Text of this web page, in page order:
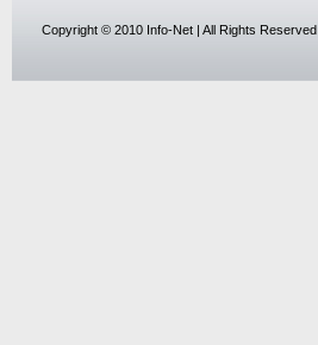
Copyright © 2010 Info-Net | All Rights Reserved